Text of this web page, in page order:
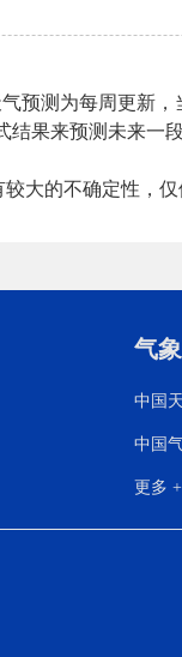
预测为每周更新
结果来预测未来
大的不确定性，仅
气
中国
中国
更多 +